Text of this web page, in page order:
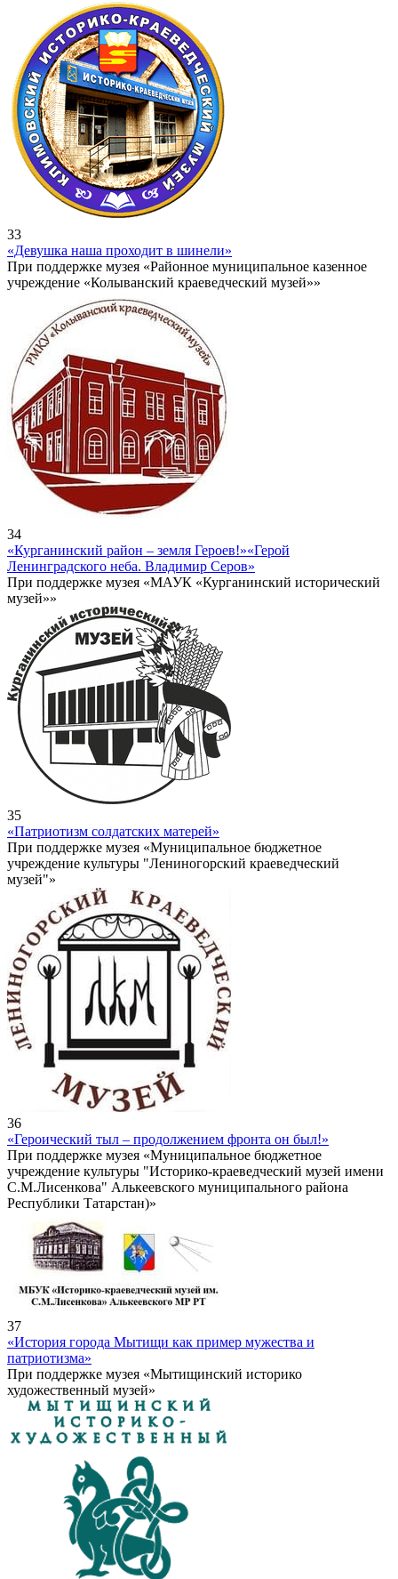
33
«Девушка наша проходит в шинели»
При поддержке музея «Районное муниципальное казенное
учреждение «Колыванский краеведческий музей»»
34
«Курганинский район – земля Героев!»«Герой
Ленинградского неба. Владимир Серов»
При поддержке музея «МАУК «Курганинский исторический
музей»»
35
«Патриотизм солдатских матерей»
При поддержке музея «Муниципальное бюджетное
учреждение культуры "Лениногорский краеведческий
музей"»
36
«Героический тыл – продолжением фронта он был!»
При поддержке музея «Муниципальное бюджетное
учреждение культуры "Историко-краеведческий музей имени
С.М.Лисенкова" Алькеевского муниципального района
Республики Татарстан)»
37
«История города Мытищи как пример мужества и
патриотизма»
При поддержке музея «Мытищинский историко
художественный музей»